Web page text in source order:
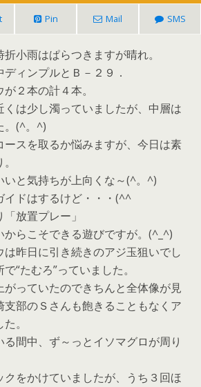
Pin Mail SMS
小雨はぱらつきますが晴れ。
ィンプルとＢ－２９．
２本の計４本。
くは少し濁っていましたが、中層は
。(^。^)
ースを取るか悩みますが、今日は素
いと気持ちが上向くな～(^。^)
ドはするけど・・・(^^ゞ
放置プレー」
からこそできる遊びですが。(^_^)
昨日に引き続きのアジ玉狙いでし
“たむろ”っていました。
っていたのできちんと全体像が見
支部のＳさんも飽きることもなくア
。
間中、ず～っとイソマグロが周り
クをかけていましたが、うち３回ほ